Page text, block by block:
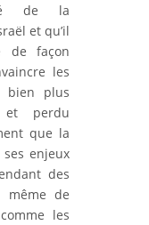
de la
et qu’il
de façon
les
bien plus
et perdu
que la
enjeux
des
même de
les